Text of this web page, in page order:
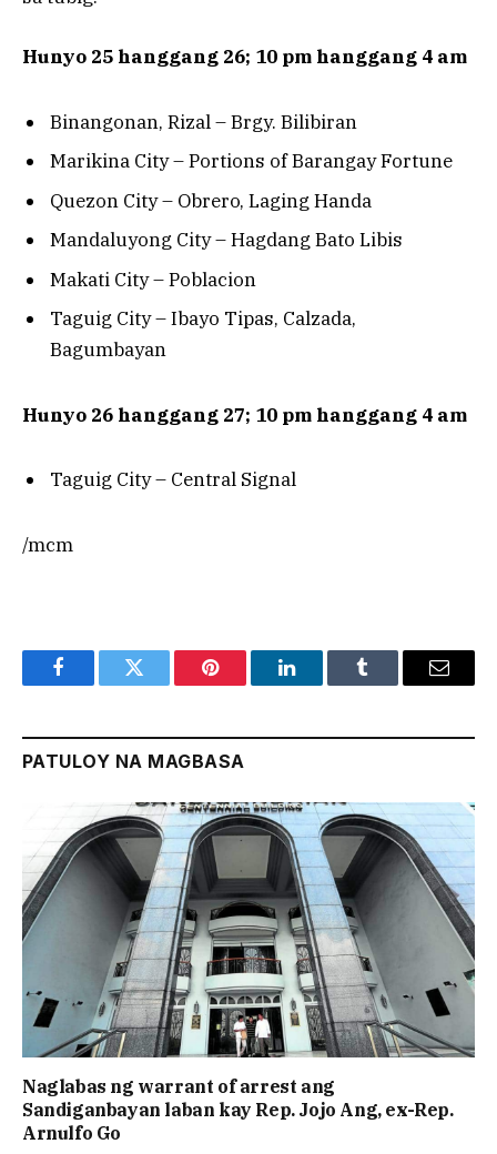
Hunyo 25 hanggang 26; 10 pm hanggang 4 am
Binangonan, Rizal – Brgy. Bilibiran
Marikina City – Portions of Barangay Fortune
Quezon City – Obrero, Laging Handa
Mandaluyong City – Hagdang Bato Libis
Makati City – Poblacion
Taguig City – Ibayo Tipas, Calzada,
Bagumbayan
Hunyo 26 hanggang 27; 10 pm hanggang 4 am
Taguig City – Central Signal
/mcm
FacebookTwitter Pinterest LinkedInTumblr Email
PATULOY NA MAGBASA
Naglabas ng warrant of arrest ang
Sandiganbayan laban kay Rep. Jojo Ang, ex-Rep.
Arnulfo Go